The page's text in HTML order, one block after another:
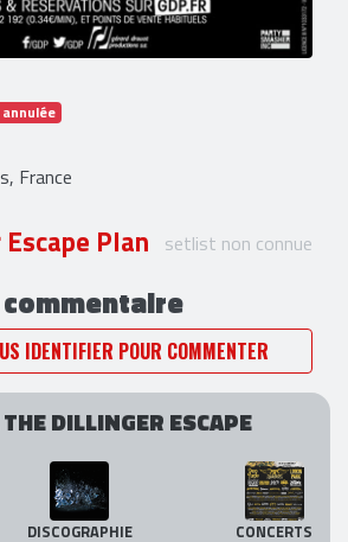
France
Plan setlist non connue
commentaire
IDENTIFIER POUR COMMENTER
THE DILLINGER ESCAPE
DISCOGRAPHIE CONCERTS